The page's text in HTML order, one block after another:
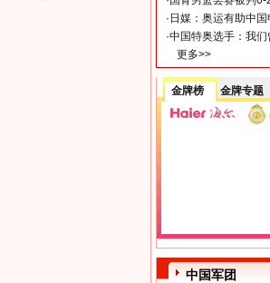
· 日媒：奥运有助中
·中国特奥选手：我
更多>>
金牌榜 金牌专题
中国军团